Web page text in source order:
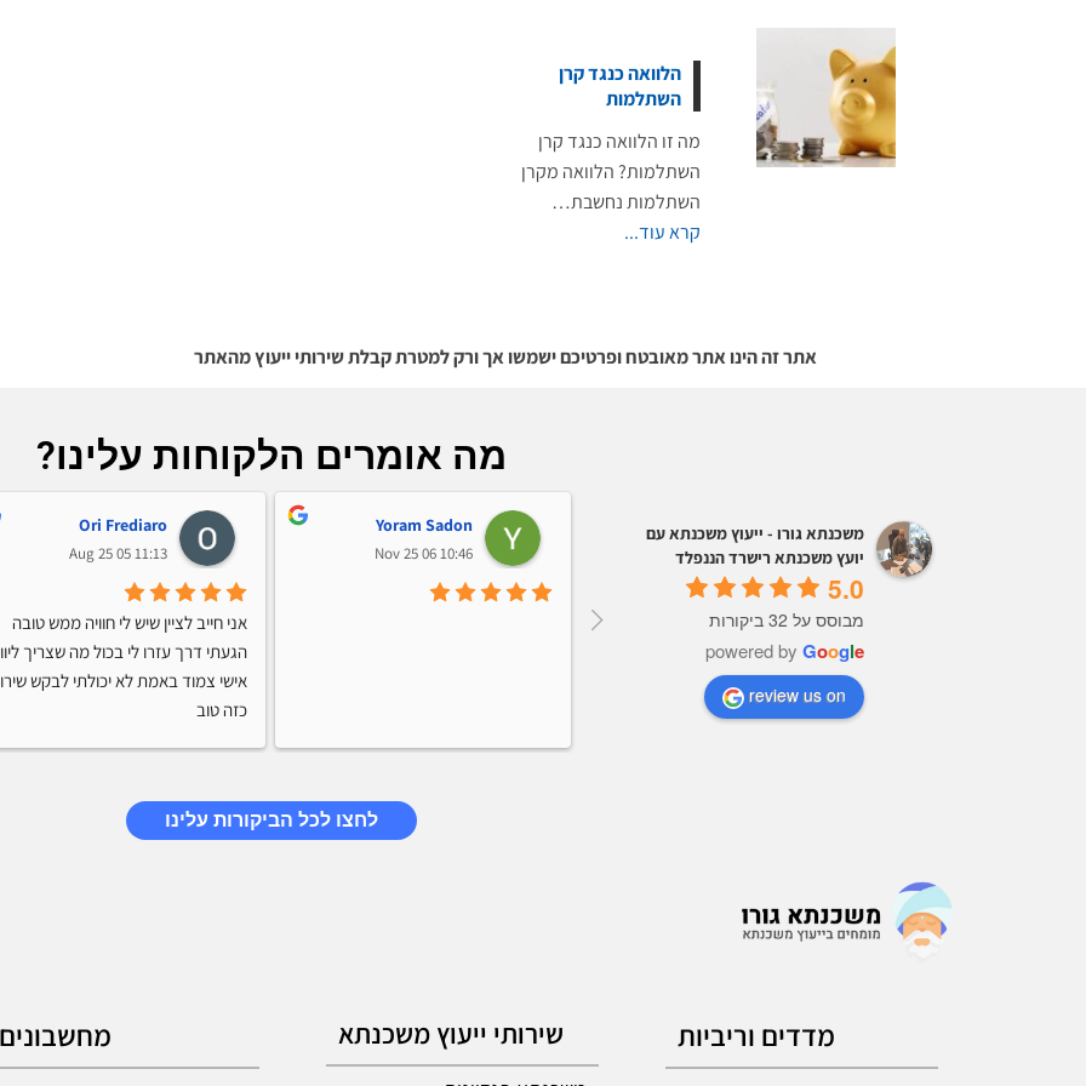
הלוואה כנגד קרן
השתלמות
מה זו הלוואה כנגד קרן
השתלמות? הלוואה מקרן
השתלמות נחשבת…
קרא עוד...
אתר זה הינו אתר מאובטח ופרטיכם ישמשו אך ורק למטרת קבלת שירותי ייעוץ מהאתר
מה אומרים הלקוחות עלינו?
משכנתא גורו - ייעוץ משכנתא עם
יועץ משכנתא רישרד הננפלד
5.0
מבוסס על 32 ביקורות
powered by Google
review us on
Yoram Sadon
10:46 06 Nov 25
Ori Frediaro
11:13 05 Aug 25
כזה טוב
לחצו לכל הביקורות עלינו
מדדים וריביות שירותי ייעוץ משכנתא מחשבונים